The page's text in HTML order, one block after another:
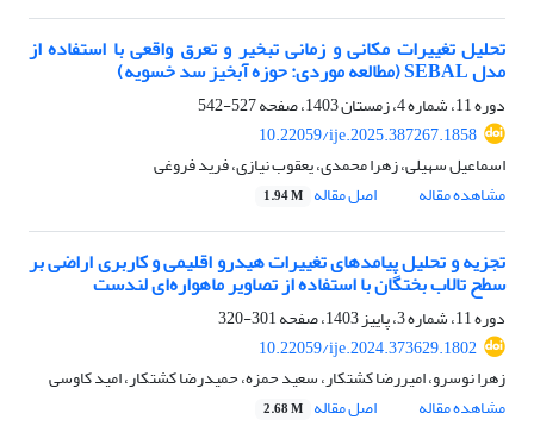
تحلیل تغییرات مکانی و زمانی تبخیر و تعرق واقعی با استفاده از
مدل SEBAL (مطالعه موردی: حوزه آبخیز سد خسویه)
دوره 11، شماره 4، زمستان 1403، صفحه
527-542
10.22059/ije.2025.387267.1858
اسماعیل سهیلی، زهرا محمدی، یعقوب نیازی، فرید فروغی
مشاهده مقاله
اصل مقاله 1.94 M
تجزیه و تحلیل پیامدهای تغییرات هیدرو اقلیمی و کاربری اراضی بر
سطح تالاب بختگان با استفاده از تصاویر ماهواره‌ای لندست
دوره 11، شماره 3، پاییز 1403، صفحه
301-320
10.22059/ije.2024.373629.1802
زهرا نوسرو، امیررضا کشتکار، سعید حمزه، حمیدرضا کشتکار، امید کاوسی
مشاهده مقاله
اصل مقاله 2.68 M